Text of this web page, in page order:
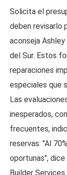
Solicita el
deben revisarlo
aconseja
del Sur. Estos
reparaciones
especiales que
Las
inesperados,
frecuentes,
reservas: "Al
oportunas",
Builder